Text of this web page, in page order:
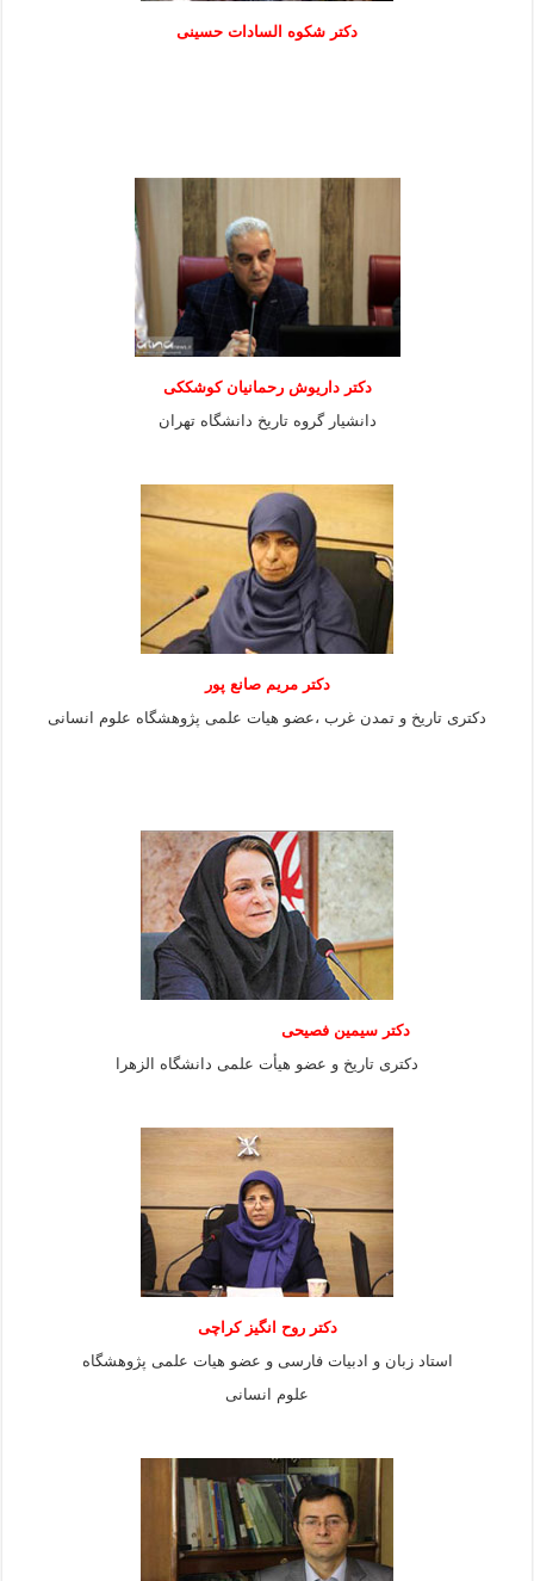
دكتر شكوه السادات حسينی
دکتر داریوش رحمانیان کوشککی
دانشیار گروه تاریخ دانشگاه تهران
دکتر مریم صانع پور
دکتری تاریخ و تمدن غرب ،عضو هیات علمی پژوهشگاه علوم انسانی
دکتر سیمین فصیحی
دکتری تاریخ و عضو هیأت علمی دانشگاه الزهرا
دکتر روح انگیز کراچی
استاد زبان و ادبیات فارسی و عضو هیات علمی پژوهشگاه
علوم انسانی